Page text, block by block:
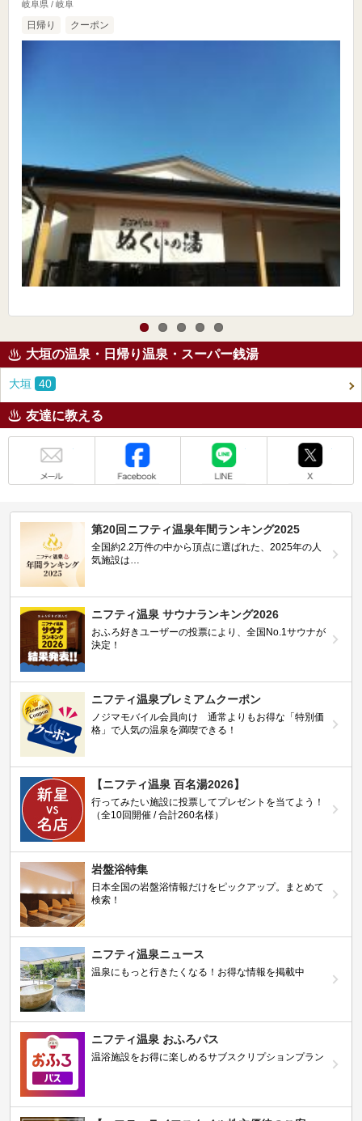
岐阜県 / 岐阜
日帰り クーポン
大垣の温泉・日帰り温泉・スーパー銭湯
大垣 40
友達に教える
第20回ニフティ温泉年間ランキング2025
全国約2.2万件の中から頂点に選ばれた、2025年の人
気施設は…
ニフティ温泉 サウナランキング2026
おふろ好きユーザーの投票により、全国No.1サウナが
決定！
ニフティ温泉プレミアムクーポン
ノジマモバイル会員向け 通常よりもお得な「特別価
格」で人気の温泉を満喫できる！
【ニフティ温泉 百名湯2026】
行ってみたい施設に投票してプレゼントを当てよう！
（全10回開催 / 合計260名様）
岩盤浴特集
日本全国の岩盤浴情報だけをピックアップ。まとめて
検索！
ニフティ温泉ニュース
温泉にもっと行きたくなる！お得な情報を掲載中
ニフティ温泉 おふろパス
温浴施設をお得に楽しめるサブスクリプションプラン